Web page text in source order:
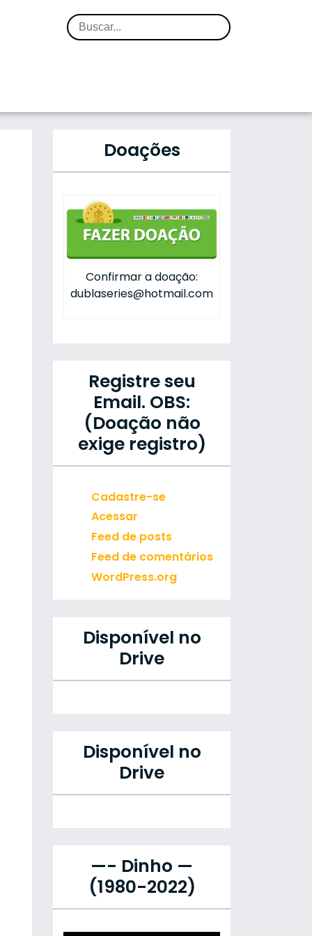
Doações
Confirmar a doação:
dublaseries@hotmail.com
Registre seu
Email. OBS:
(Doação não
exige registro)
Cadastre-se
Acessar
Feed de posts
Feed de comentários
WordPress.org
Disponível no
Drive
Disponível no
Drive
—- Dinho —
(1980-2022)